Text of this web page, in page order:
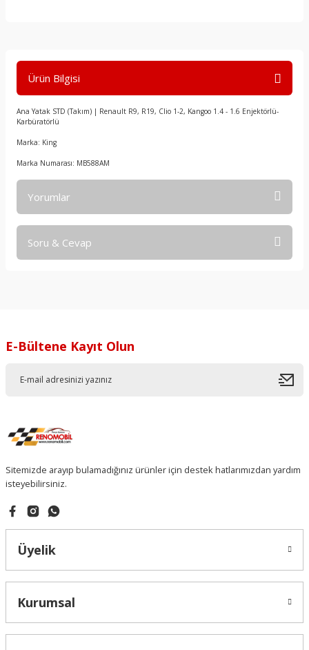
Ürün Bilgisi
Ana Yatak STD (Takım) | Renault R9, R19, Clio 1-2, Kangoo 1.4 - 1.6 Enjektörlü-
Karbüratörlü
Marka: King
Marka Numarası: MB588AM
Yorumlar
Soru & Cevap
E-Bültene Kayıt Olun
Sitemizde arayıp bulamadığınız ürünler için destek hatlarımızdan yardım
isteyebilirsiniz.
Üyelik
Kurumsal